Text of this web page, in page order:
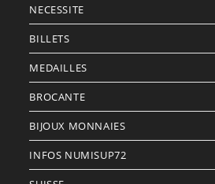
NECESSITE
BILLETS
MEDAILLES
BROCANTE
BIJOUX MONNAIES
INFOS NUMISUP72